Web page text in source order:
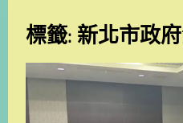
名
單
標籤:新北市政